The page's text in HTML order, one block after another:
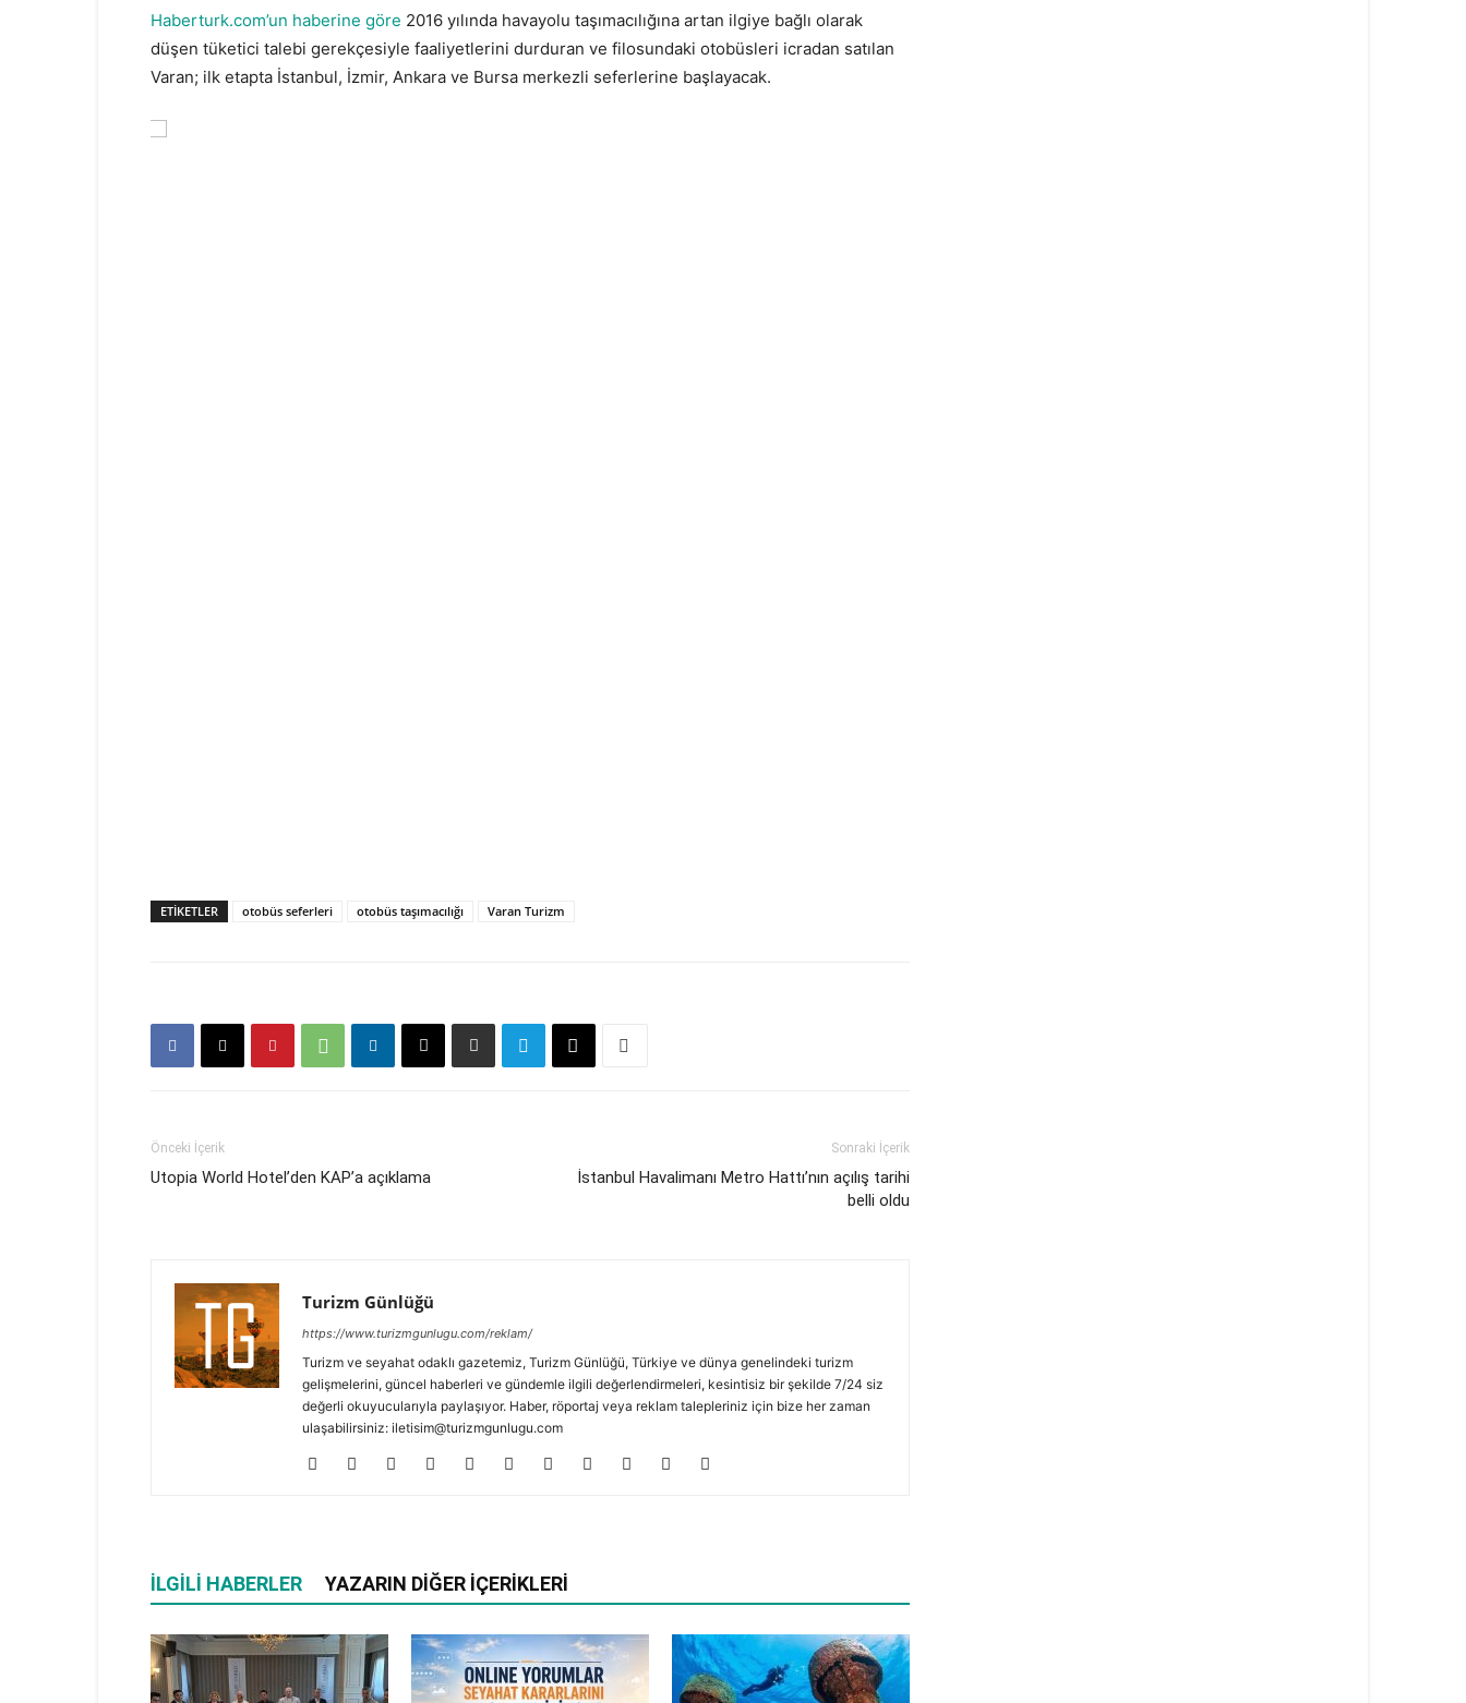
Haberturk.com’un haberine göre 2016 yılında havayolu taşımacılığına artan ilgiye bağlı olarak
düşen tüketici talebi gerekçesiyle faaliyetlerini durduran ve filosundaki otobüsleri icradan satılan
Varan; ilk etapta İstanbul, İzmir, Ankara ve Bursa merkezli seferlerine başlayacak.
ETIKETLER otobüs seferleri otobüs taşımacılığı Varan Turizm
Önceki İçerik
Utopia World Hotel’den KAP’a açıklama
Sonraki İçerik
İstanbul Havalimanı Metro Hattı’nın açılış tarihi
belli oldu
Turizm Günlüğü
https://www.turizmgunlugu.com/reklam/
Turizm ve seyahat odaklı gazetemiz, Turizm Günlüğü, Türkiye ve dünya genelindeki turizm
gelişmelerini, güncel haberleri ve gündemle ilgili değerlendirmeleri, kesintisiz bir şekilde 7/24 siz
değerli okuyucularıyla paylaşıyor. Haber, röportaj veya reklam talepleriniz için bize her zaman
ulaşabilirsiniz: iletisim@turizmgunlugu.com
İLGILI HABERLER YAZARIN DIĞER İÇERIKLERI